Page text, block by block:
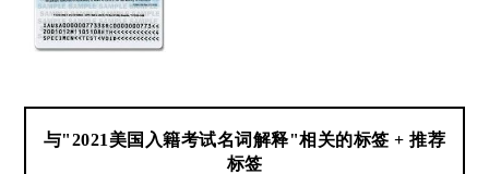
与"2021美国入籍考试名词解释"相关的标签 + 推荐
标签